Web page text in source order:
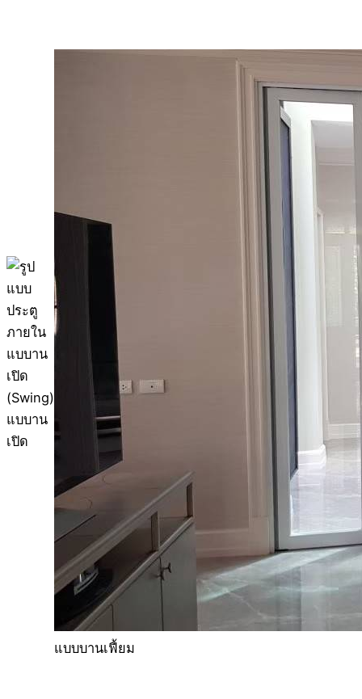
แบบาน
เปิด
แบบบานเฟี้ยม